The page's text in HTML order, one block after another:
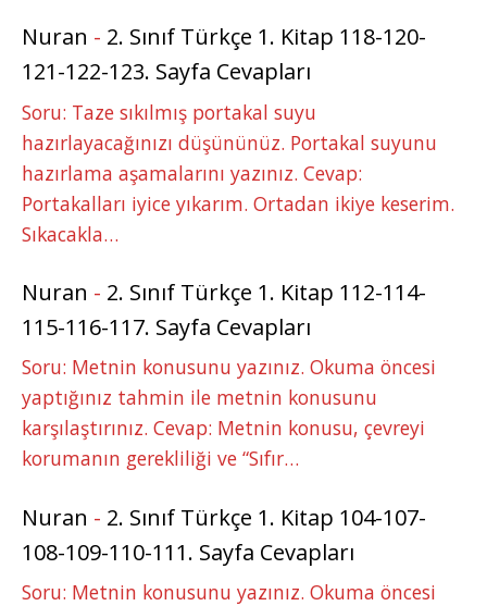
Nuran - 2. Sınıf Türkçe 1. Kitap 118-120-
121-122-123. Sayfa Cevapları
Soru: Taze sıkılmış portakal suyu
hazırlayacağınızı düşününüz. Portakal suyunu
hazırlama aşamalarını yazınız. Cevap:
Portakalları iyice yıkarım. Ortadan ikiye keserim.
Sıkacakla…
Nuran - 2. Sınıf Türkçe 1. Kitap 112-114-
115-116-117. Sayfa Cevapları
Soru: Metnin konusunu yazınız. Okuma öncesi
yaptığınız tahmin ile metnin konusunu
karşılaştırınız. Cevap: Metnin konusu, çevreyi
korumanın gerekliliği ve “Sıfır…
Nuran - 2. Sınıf Türkçe 1. Kitap 104-107-
108-109-110-111. Sayfa Cevapları
Soru: Metnin konusunu yazınız. Okuma öncesi